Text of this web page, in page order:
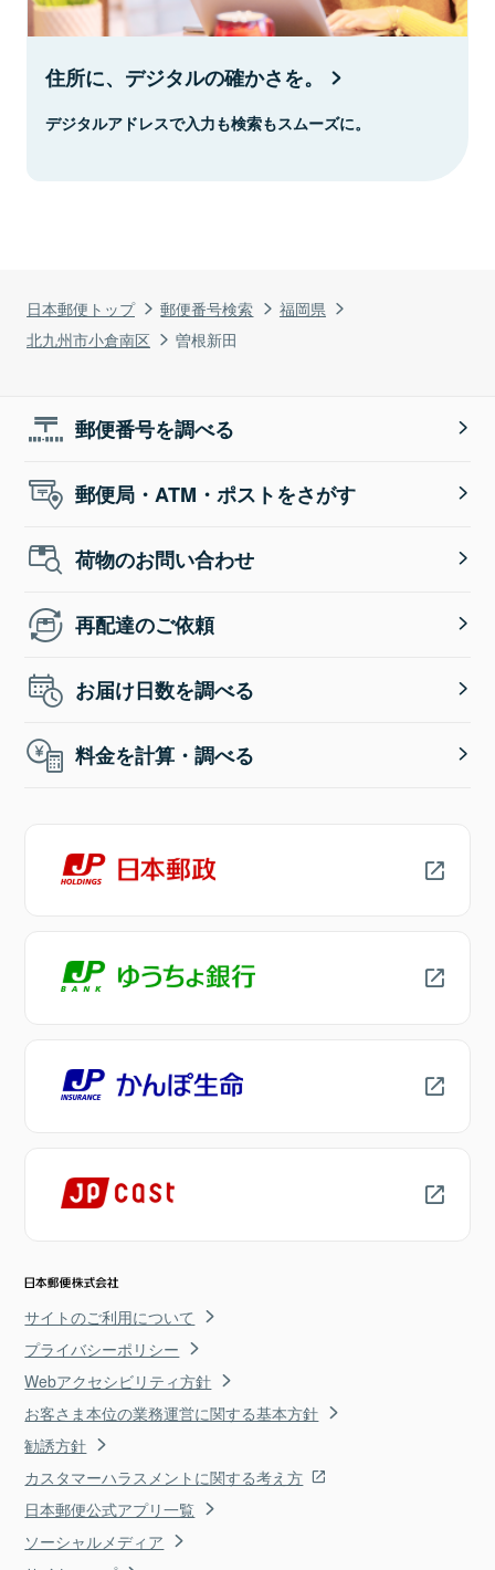
日本郵便トップ 郵便番号検索
福岡県
北九州市小倉南区
曽根新田
住所に、デジタルの確かさを。
デジタルアドレスで入力も検索もスムーズに。
郵便番号を調べる
郵便局・ATM・ポストをさがす
荷物のお問い合わせ
再配達のご依頼
お届け日数を調べる
料金を計算・調べる
サイトのご利用について
プライバシーポリシー
Webアクセシビリティ方針
お客さま本位の業務運営に関する基本方針
勧誘方針
カスタマーハラスメントに関する考え方
日本郵便公式アプリ一覧
ソーシャルメディア